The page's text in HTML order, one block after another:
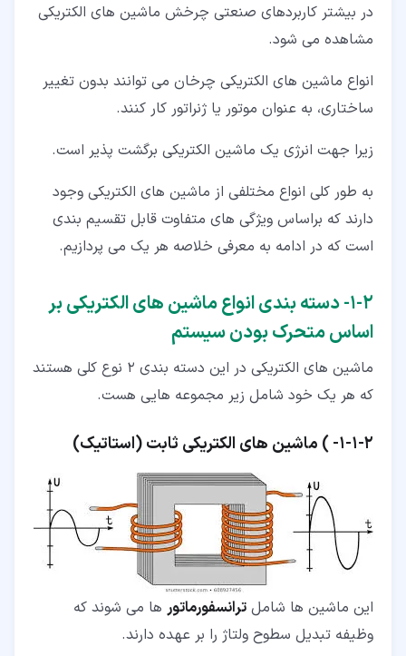
در بیشتر کاربردهای صنعتی چرخش ماشین های الکتریکی
مشاهده می شود.
انواع ماشین های الکتریکی چرخان می توانند بدون تغییر
ساختاری، به عنوان موتور یا ژنراتور کار کنند.
زیرا جهت انرژی یک ماشین الکتریکی برگشت پذیر است.
به طور کلی انواع مختلفی از ماشین های الکتریکی وجود
دارند که براساس ویژگی های متفاوت قابل تقسیم بندی
است که در ادامه به معرفی خلاصه هر یک می پردازیم.
۲‏-‏۱‏- دسته بندی انواع ماشین های الکتریکی بر
اساس متحرک بودن سیستم
ماشین های الکتریکی در این دسته بندی 2 نوع کلی هستند
که هر یک خود شامل زیر مجموعه هایی هست.
۲‏-‏۱‏-‏۱‏- ) ماشین های الکتریکی ثابت (استاتیک)
این ماشین ها شامل ترانسفورماتور ها می شوند که
وظیفه تبدیل سطوح ولتاژ را بر عهده دارند.